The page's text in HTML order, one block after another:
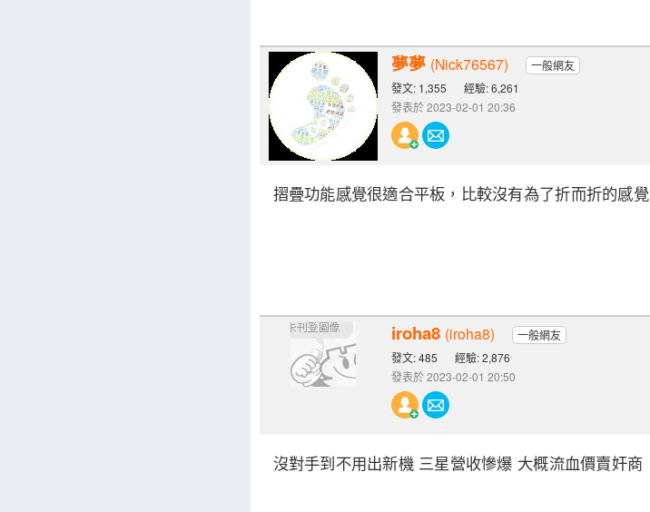
夢夢 (Nick76567)
一般網友
發文: 1,355
經驗: 6,261
發表於 2023-02-01 20:36
摺疊功能感覺很適合平板，比較沒有為了折而折的感覺
iroha8 (iroha8)
一般網友
發文: 485
經驗: 2,876
發表於 2023-02-01 20:50
沒對手到不用出新機 三星營收慘爆 大概流血價賣奸商